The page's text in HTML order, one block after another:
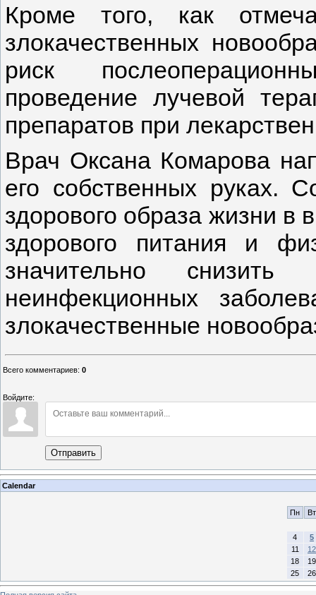
Кроме того, как
злокачественных
риск
проведение лучевой
препаратов при
Врач Оксана Комарова
его собственных руках.
здорового образа жизни в
здорового питания и
значительно снизить
неинфекционных
злокачественные
Всего комментариев: 0
Войдите:
Отправить
Calendar
Пн Вт
4
5
11
12
18
19
25
26